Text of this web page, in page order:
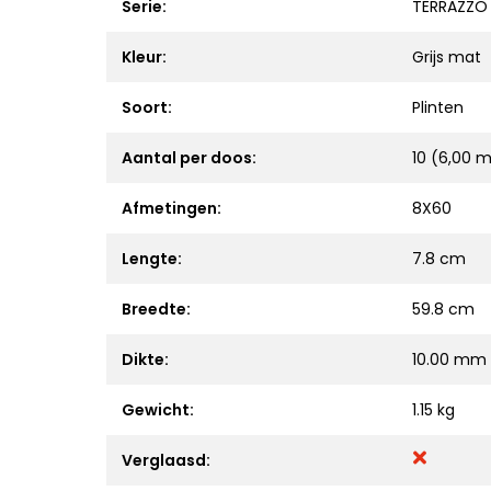
Serie: TERRAZZO
Kleur: Grijs mat
Soort: Plinten
Aantal per doos: 10 (6,00
Afmetingen: 8X60
Lengte: 7.8 cm
Breedte: 59.8 cm
Dikte: 10.00 mm
Gewicht: 1.15 kg
Verglaasd: